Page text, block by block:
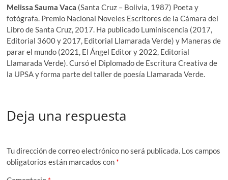
Melissa Sauma Vaca (Santa Cruz – Bolivia, 1987) Poeta y
fotógrafa. Premio Nacional Noveles Escritores de la Cámara del
Libro de Santa Cruz, 2017. Ha publicado Luminiscencia (2017,
Editorial 3600 y 2017, Editorial Llamarada Verde) y Maneras de
parar el mundo (2021, El Ángel Editor y 2022, Editorial
Llamarada Verde). Cursó el Diplomado de Escritura Creativa de
la UPSA y forma parte del taller de poesía Llamarada Verde.
Deja una respuesta
Tu dirección de correo electrónico no será publicada. Los campos
obligatorios están marcados con *